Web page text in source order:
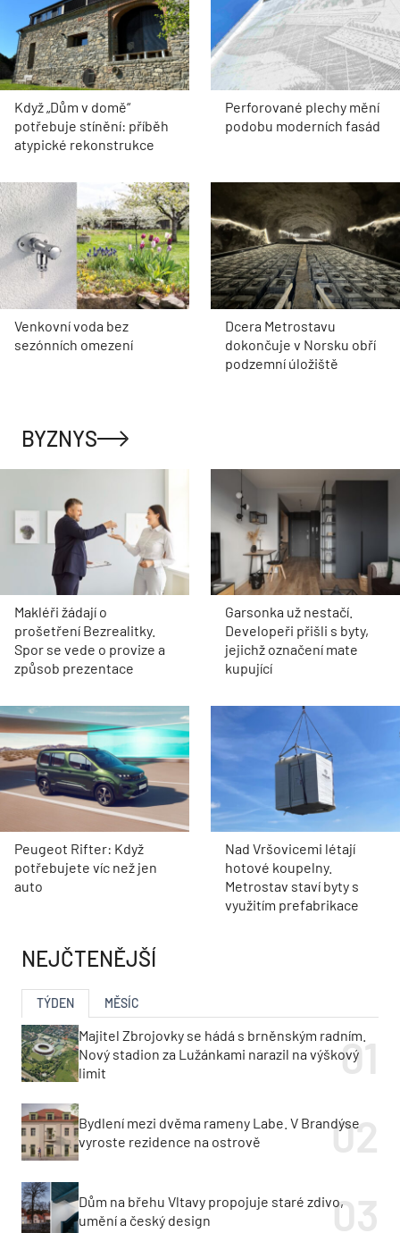
Když „Dům v domě“
potřebuje stínění: příběh
atypické rekonstrukce
Perforované plechy mění
podobu moderních fasád
Venkovní voda bez
sezónních omezení
Dcera Metrostavu
dokončuje v Norsku obří
podzemní úložiště
BYZNYS
Makléři žádají o
prošetření Bezrealitky.
Spor se vede o provize a
způsob prezentace
Garsonka už nestačí.
Developeři přišli s byty,
jejichž označení mate
kupující
Peugeot Rifter: Když
potřebujete víc než jen
auto
Nad Vršovicemi létají
hotové koupelny.
Metrostav staví byty s
využitím prefabrikace
NEJČTENĚJŠÍ
TÝDEN MĚSÍC
Majitel Zbrojovky se hádá s brněnským radním.
Nový stadion za Lužánkami narazil na výškový
limit
Bydlení mezi dvěma rameny Labe. V Brandýse
vyroste rezidence na ostrově
Dům na břehu Vltavy propojuje staré zdivo,
umění a český design